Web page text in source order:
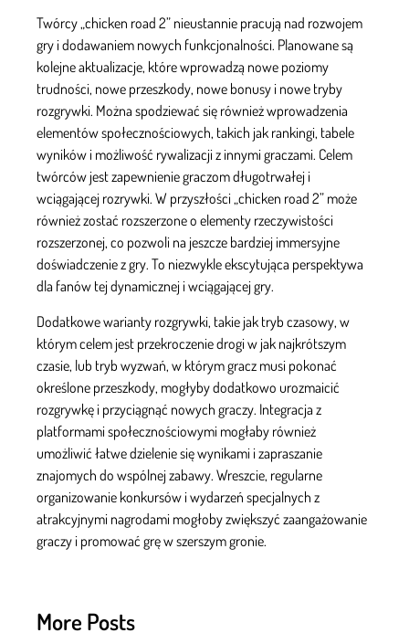
Twórcy „chicken road 2” nieustannie pracują nad rozwojem
gry i dodawaniem nowych funkcjonalności. Planowane są
kolejne aktualizacje, które wprowadzą nowe poziomy
trudności, nowe przeszkody, nowe bonusy i nowe tryby
rozgrywki. Można spodziewać się również wprowadzenia
elementów społecznościowych, takich jak rankingi, tabele
wyników i możliwość rywalizacji z innymi graczami. Celem
twórców jest zapewnienie graczom długotrwałej i
wciągającej rozrywki. W przyszłości „chicken road 2” może
również zostać rozszerzone o elementy rzeczywistości
rozszerzonej, co pozwoli na jeszcze bardziej immersyjne
doświadczenie z gry. To niezwykle ekscytująca perspektywa
dla fanów tej dynamicznej i wciągającej gry.
Dodatkowe warianty rozgrywki, takie jak tryb czasowy, w
którym celem jest przekroczenie drogi w jak najkrótszym
czasie, lub tryb wyzwań, w którym gracz musi pokonać
określone przeszkody, mogłyby dodatkowo urozmaicić
rozgrywkę i przyciągnąć nowych graczy. Integracja z
platformami społecznościowymi mogłaby również
umożliwić łatwe dzielenie się wynikami i zapraszanie
znajomych do wspólnej zabawy. Wreszcie, regularne
organizowanie konkursów i wydarzeń specjalnych z
atrakcyjnymi nagrodami mogłoby zwiększyć zaangażowanie
graczy i promować grę w szerszym gronie.
More Posts